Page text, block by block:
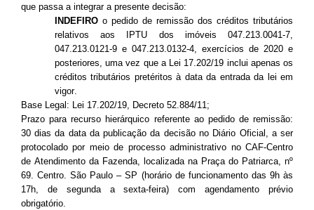
que passa a integrar a presente decisão:
INDEFIROo pedidode remissão dos créditos tributários
relativos aos IPTU dos imóveis
047.213.0041-7,
047.213.0121-9 e 047.213.0132-4, exercícios de 2020 e
posteriores, uma vez que a Lei 17.202/19 inclui apenas os
créditos tributários pretéritos à data da entrada da lei em
vigor.
Base Legal: Lei 17.202/19, Decreto 52.884/11;
Prazo para recurso hierárquico referente ao pedido de remissão:
30 dias da data da publicação da decisão no Diário Oficial, a ser
protocolado por meio de processo administrativo no CAF-Centro
de Atendimento da Fazenda, localizada na Praça do Patriarca, nº
69. Centro. São Paulo – SP (horário de funcionamento das 9h às
17h, de segunda a sexta-feira) com agendamento prévio
obrigatório.